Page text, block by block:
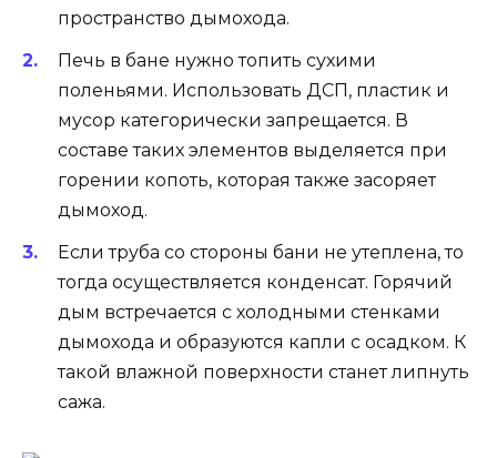
пространство дымохода.
Печь в бане нужно топить сухими
поленьями. Использовать ДСП, пластик и
мусор категорически запрещается. В
составе таких элементов выделяется при
горении копоть, которая также засоряет
дымоход.
Если труба со стороны бани не утеплена, то
тогда осуществляется конденсат. Горячий
дым встречается с холодными стенками
дымохода и образуются капли с осадком. К
такой влажной поверхности станет липнуть
сажа.